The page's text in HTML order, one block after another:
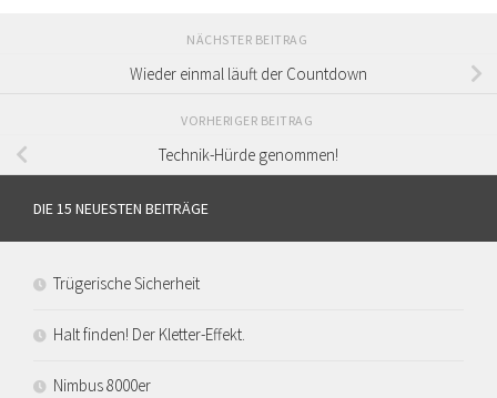
NÄCHSTER BEITRAG
Wieder einmal läuft der Countdown
VORHERIGER BEITRAG
Technik-Hürde genommen!
DIE 15 NEUESTEN BEITRÄGE
Trügerische Sicherheit
Halt finden! Der Kletter-Effekt.
Nimbus 8000er